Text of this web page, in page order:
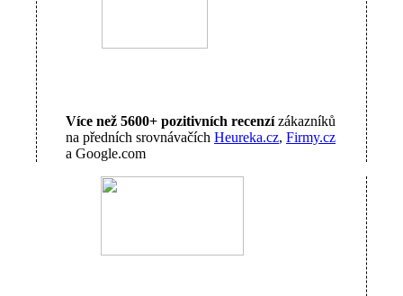
Více než 5600+ pozitivních recenzízákazníků
na předních srovnávačích Heureka.cz, Firmy.cz
a Google.com